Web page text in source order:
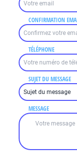
CONFIRMATION
TÉLÉPHONE
SUJET DU MESSAGE
MESSAGE